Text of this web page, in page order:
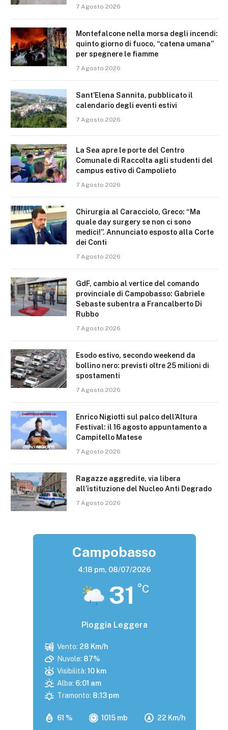
7 Agosto 2026
Montefalcone nella morsa degli incendi:
quinto giorno di fuoco, “catena umana”
per spegnere le fiamme
7 Agosto 2026
Sant’Elena Sannita, pubblicato il
calendario degli eventi estivi
7 Agosto 2026
La Sea apre le porte del Centro
Comunale di Raccolta agli studenti del
campus estivo di Campolieto
7 Agosto 2026
Chirurgia al Caracciolo, Greco: “Ma
quale day surgery se non ci sono
medici!”. Annunciato esposto alla Corte
dei Conti
7 Agosto 2026
GdF, cambio al vertice del comando
provinciale di Campobasso: Gabriele
Sebaste subentra a Francalberto Di
Rubbo
7 Agosto 2026
Esodo estivo, secondo weekend da
bollino nero: previsti oltre 25 milioni di
spostamenti
7 Agosto 2026
Enrico Nigiotti sul palco dell’Altura
Festival: il 16 agosto appuntamento a
Campitello Matese
7 Agosto 2026
Ragazze aggredite, via libera
all’istituzione del Nucleo Anti Degrado
7 Agosto 2026
Campobasso
4:18 pm, 08/07/2026
31 °C
Pioggia Leggera
61 % 1015 mb 22 Km/h
Vento: 28 Km/h
Nuvole: 87%
Visibilità: 10 km
Alba: 6:01 am
Tramonto: 8:13 pm